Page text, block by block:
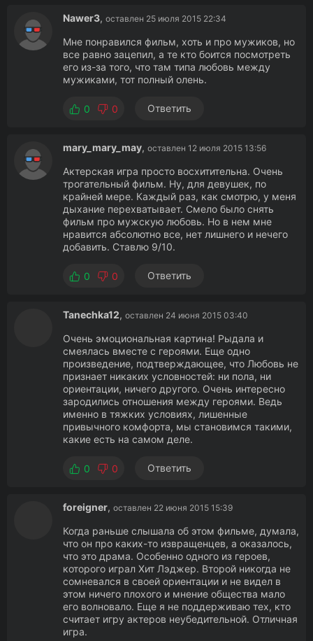
Nawer3, оставлен 25 июля 2015 22:34
Мне понравился фильм, хоть и про мужиков, но
все равно зацепил, а те кто боится посмотреть
его из-за того, что там типа любовь между
мужиками, тот полный олень.
0 0 Ответить
mary_mary_may, оставлен 12 июля 2015 13:56
Актерская игра просто восхитительна. Очень
трогательный фильм. Ну, для девушек, по
крайней мере. Каждый раз, как смотрю, у меня
дыхание перехватывает. Смело было снять
фильм про мужскую любовь. Но в нем мне
нравится абсолютно все, нет лишнего и нечего
добавить. Ставлю 9/10.
0 0 Ответить
Tanechka12, оставлен 24 июня 2015 03:40
Очень эмоциональная картина! Рыдала и
смеялась вместе с героями. Еще одно
произведение, подтверждающее, что Любовь не
признает никаких условностей: ни пола, ни
ориентации, ничего другого. Очень интересно
зародились отношения между героями. Ведь
именно в тяжких условиях, лишенные
привычного комфорта, мы становимся такими,
какие есть на самом деле.
0 0 Ответить
foreigner, оставлен 22 июня 2015 15:39
Когда раньше слышала об этом фильме, думала,
что он про каких-то извращенцев, а оказалось,
что это драма. Особенно одного из героев,
которого играл Хит Лэджер. Второй никогда не
сомневался в своей ориентации и не видел в
этом ничего плохого и мнение общества мало
его волновало. Еще я не поддерживаю тех, кто
считает игру актеров неубедительной. Отличная
игра.